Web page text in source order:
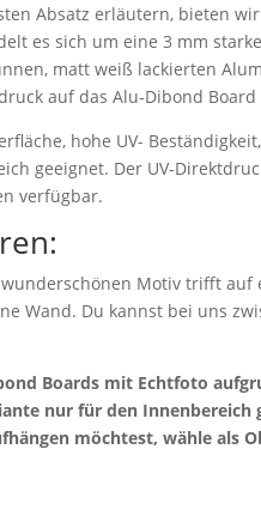
Absatz erläutern, bieten
es sich um eine 3 mm
matt weiß lackierten
auf das Alu-Dibond
hohe UV-
geeignet. Der UV-
verfügbar.
Motiv trifft
Wand. Du kannst bei uns
Boards mit Echtfoto
nur für den Innenbereich
möchtest, wähle als